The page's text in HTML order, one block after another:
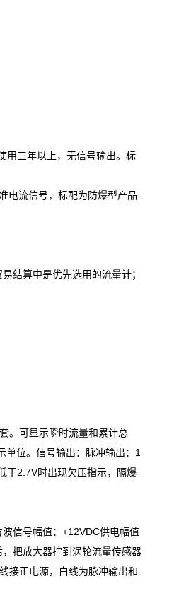
用三年以上，无信号输出。标
电流信号，标配为防爆型产品
结算中是优先选用的流量计；
。可显示瞬时流量和累计总
单位。信号输出：脉冲输出：1
于2.7V时出现欠压指示，隔爆
信号幅值：+12VDC供电幅值
把放大器拧到涡轮流量传感器
接正电源，白线为脉冲输出和